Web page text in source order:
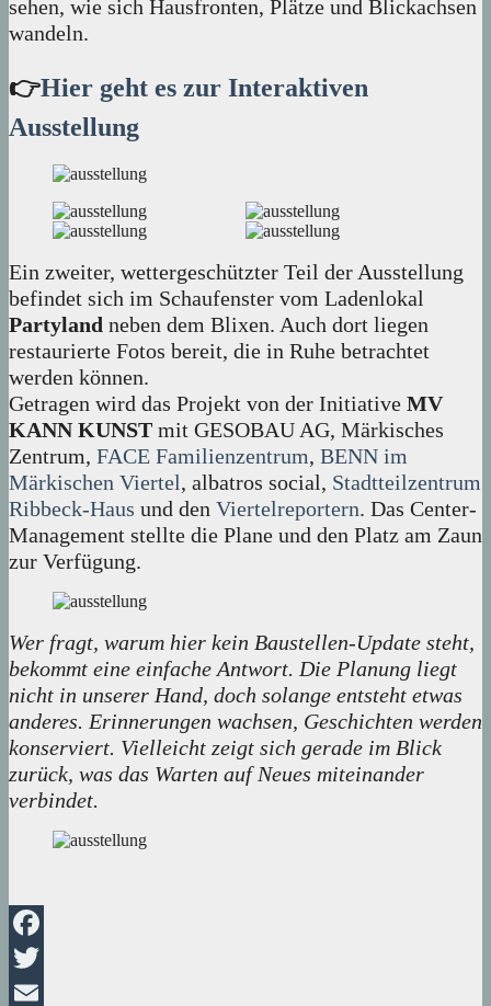
sehen, wie sich Hausfronten, Plätze und Blickachsen
wandeln.
👉Hier geht es zur Interaktiven
Ausstellung
Ein zweiter, wettergeschützter Teil der Ausstellung
befindet sich im Schaufenster vom Ladenlokal
Partyland neben dem Blixen. Auch dort liegen
restaurierte Fotos bereit, die in Ruhe betrachtet
werden können.
Getragen wird das Projekt von der Initiative MV
KANN KUNST mit GESOBAU AG, Märkisches
Zentrum, FACE Familienzentrum, BENN im
Märkischen Viertel, albatros social, Stadtteilzentrum
Ribbeck-Haus und den Viertelreportern. Das Center-
Management stellte die Plane und den Platz am Zaun
zur Verfügung.
Wer fragt, warum hier kein Baustellen-Update steht,
bekommt eine einfache Antwort. Die Planung liegt
nicht in unserer Hand, doch solange entsteht etwas
anderes. Erinnerungen wachsen, Geschichten werden
konserviert. Vielleicht zeigt sich gerade im Blick
zurück, was das Warten auf Neues miteinander
verbindet.
Facebook
Twitter